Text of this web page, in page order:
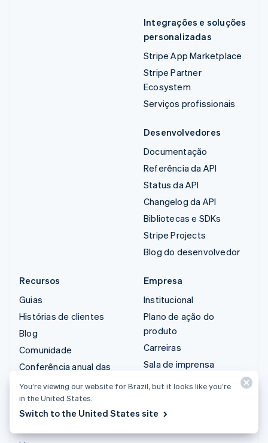
Integrações e soluções
personalizadas
Stripe App Marketplace
Stripe Partner
Ecosystem
Serviços profissionais
Desenvolvedores
Documentação
Referência da API
Status da API
Changelog da API
Bibliotecas e SDKs
Stripe Projects
Blog do desenvolvedor
Recursos
Guias
Histórias de clientes
Blog
Comunidade
Conferência anual das
Privacidade e termos
Atividades proibidas e
Empresa
Institucional
Plano de ação do
produto
Carreiras
Sala de imprensa
vendas
You’re viewing our website for Brazil, but it looks like you’re
in the United States.
Switch to the United States site